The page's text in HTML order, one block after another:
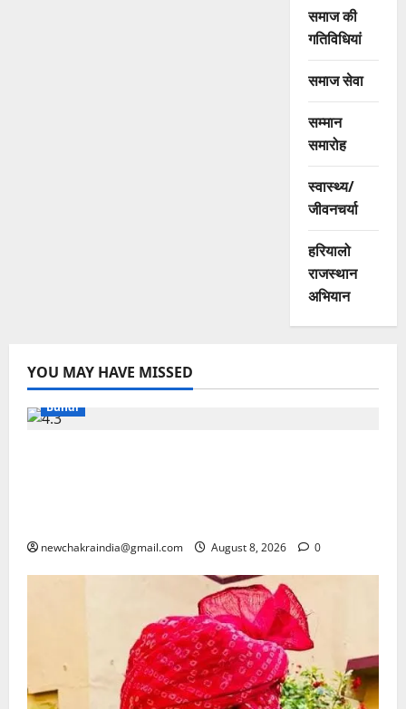
समाज की
गतिविधियां
समाज सेवा
सम्मान
समारोह
स्वास्थ्य/
जीवनचर्या
हरियालो
राजस्थान
अभियान
YOU MAY HAVE MISSED
Bundi
newchakraindia@gmail.com August 8, 2026 0